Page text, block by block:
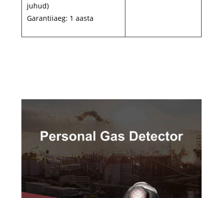
juhud)
Garantiiaeg: 1 aasta